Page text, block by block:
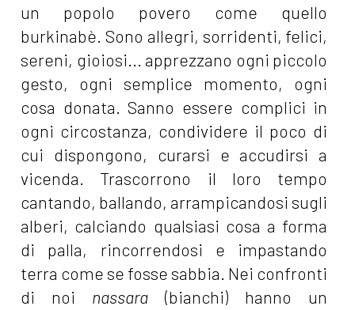
un popolo povero come quello
burkinabè. Sono allegri, sorridenti, felici,
sereni, gioiosi... apprezzano ogni piccolo
gesto, ogni semplice momento, ogni
cosa donata. Sanno essere complici in
ogni circostanza, condividere il poco di
cui dispongono, curarsi e accudirsi a
vicenda. Trascorrono il loro tempo
cantando, ballando, arrampicandosi sugli
alberi, calciando qualsiasi cosa a forma
di palla, rincorrendosi e impastando
terra come se fosse sabbia. Nei confronti
di noi nassara (bianchi) hanno un